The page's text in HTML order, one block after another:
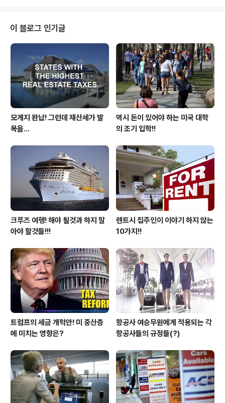
안타까워 많은 분들이 앞서거니 뒤서거니 하면서 기부를
하게 됩니다. 많은 돈이 아니지만 기부를 하면서 나의 작은
도움이 저런 아이들에게 큰 힘이 되어 훌륭한 사람으로 자
랐으면 하는 마음일 겁니다. 그런데 일부 몰지각한 인사들
이 그러한 기부금을 이용해 개인 치부에 이용이 되고 있다
는 충격적인 내용이 언론에 보도가..
이 블로그 인기글
모게지 완납! 그런데 재산세가 발
목을...
역시 돈이 있어야 하는 미국 대학
의 조기 입학!!
크루즈 여행! 해야 될것과 하지 말
아야 할것들!!!
렌트시 집주인이 이야기 하지 않는
10가지!!
트럼프의 세금 개혁안! 미 중산층
에 미치는 영향은?
항공사 여승무원에게 적용되는 각
항공사들의 규정들(?)